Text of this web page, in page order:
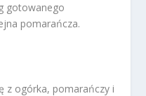
gotowanego
pomarańcza.
z ogórka, pomarańczy i